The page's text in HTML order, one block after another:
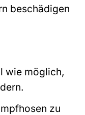
beschädigen
wie möglich,
zu